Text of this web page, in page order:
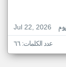
Jul 22, 2026
عدد الكلمات: ٦٦